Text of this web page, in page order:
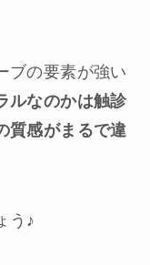
ブの要素が強い
ルなのかは触診
質感がまるで違
う♪